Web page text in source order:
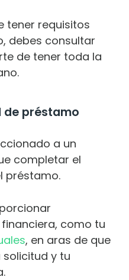
tener requisitos
debes consultar
de tener toda la
de préstamo
a un
completar el
préstamo.
como tu
, en aras de que
y tu